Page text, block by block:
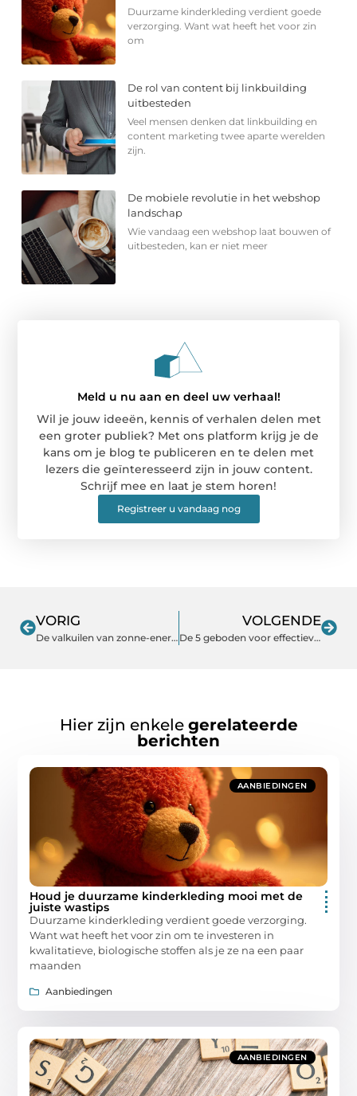
Duurzame kinderkleding verdient goede
verzorging. Want wat heeft het voor zin
om
De rol van content bij linkbuilding
uitbesteden
Veel mensen denken dat linkbuilding en
content marketing twee aparte werelden
zijn.
De mobiele revolutie in het webshop
landschap
Wie vandaag een webshop laat bouwen of
uitbesteden, kan er niet meer
Meld u nu aan en deel uw verhaal!
Wil je jouw ideeën, kennis of verhalen delen met
een groter publiek? Met ons platform krijg je de
kans om je blog te publiceren en te delen met
lezers die geïnteresseerd zijn in jouw content.
Schrijf mee en laat je stem horen!
Registreer u vandaag nog
VORIG
De valkuilen van zonne-energie: kies de juiste omvormer
VOLGENDE
De 5 geboden voor effectieve reclame-uitingen
Hier zijn enkele gerelateerde
berichten
AANBIEDINGEN
Houd je duurzame kinderkleding mooi met de
juiste wastips
Duurzame kinderkleding verdient goede verzorging.
Want wat heeft het voor zin om te investeren in
kwalitatieve, biologische stoffen als je ze na een paar
maanden
Aanbiedingen
AANBIEDINGEN